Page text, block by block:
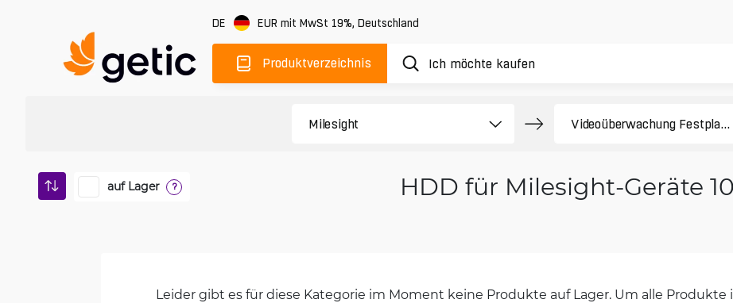
DE EUR mit MwSt 19%, Deutschland
Produktverzeichnis
auf Lager ? HDD für Milesight-Geräte
Leider gibt es für diese Kategorie im Moment keine Produkte auf Lager. Um alle Produkte